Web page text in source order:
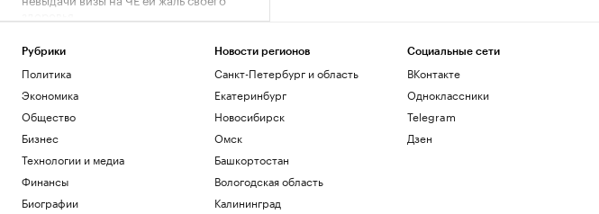
Сын Джо Байдена рассказал о сильной
боли отца из-за рака
В Геленджике возобновили работу
пляжей после отмены режима
опасности БПЛА
Общество
Рубрики
Политика
Экономика
Общество
Бизнес
Технологии и медиа
Финансы
Биографии
Новости регионов
Санкт-Петербург и область
Екатеринбург
Новосибирск
Омск
Башкортостан
Вологодская область
Калининград
Социальные сети
ВКонтакте
Одноклассники
Telegram
Дзен